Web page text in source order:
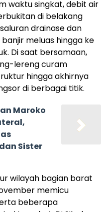
waktu singkat, debit air
di belakang
drainase dan
meluas hingga ke
Di saat bersamaan,
lereng curam
hingga akhirnya
di berbagai titik.
Maroko
Sister
wilayah bagian barat
memicu
beberapa